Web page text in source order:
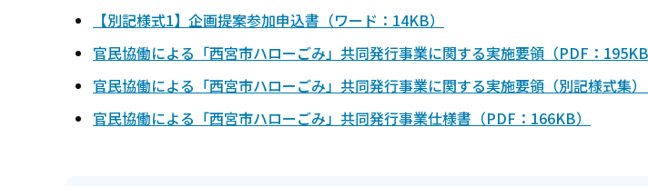
【別記様式1】企画提案参加申込書（ワード：14KB）
官民協働による「西宮市ハローごみ」共同発行事業に関する実施要領（PDF：195KB
官民協働による「西宮市ハローごみ」共同発行事業に関する実施要領（別記様式集）
官民協働による「西宮市ハローごみ」共同発行事業仕様書（PDF：166KB）